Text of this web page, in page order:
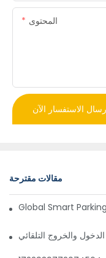
المحتوى
الاستفسار الآن
مقالات مقترحة
Global Smart
والخروج التلقائي